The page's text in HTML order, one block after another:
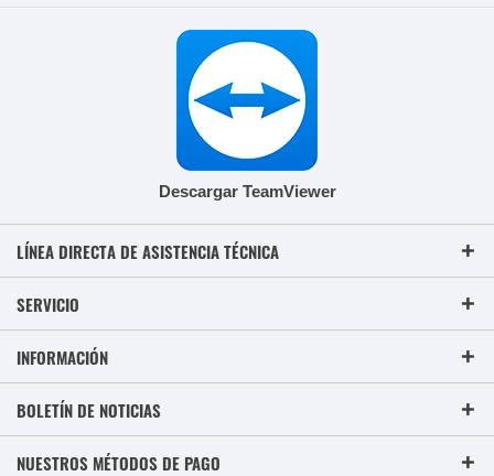
Descargar TeamViewer
LÍNEA DIRECTA DE ASISTENCIA TÉCNICA
SERVICIO
INFORMACIÓN
BOLETÍN DE NOTICIAS
NUESTROS MÉTODOS DE PAGO